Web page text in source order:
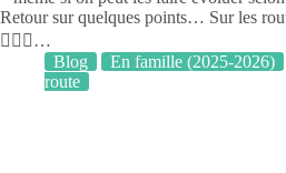
Retour sur quelques points… Sur les
🚴🏻‍♀️…
Blog
En famille (2025-2026)
route